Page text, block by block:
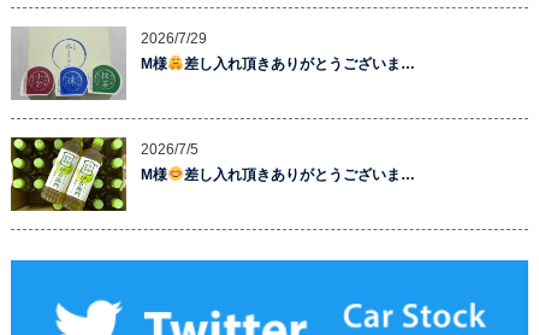
2026/7/29
M様
差し入れ頂きありがとうございま…
2026/7/5
M様
差し入れ頂きありがとうございま…